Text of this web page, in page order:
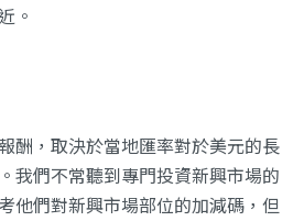
。
酬，取決於當地匯率對於美元的長
我們不常聽到專門投資新興市場的
他們對新興市場部位的加減碼，但